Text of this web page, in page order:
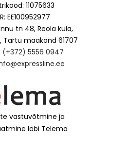
11075633
EE100952977
tn 48, Reola küla,
Tartu maakond 61707
(+372) 5556 0947
vastuvõtmine ja
läbi Telema